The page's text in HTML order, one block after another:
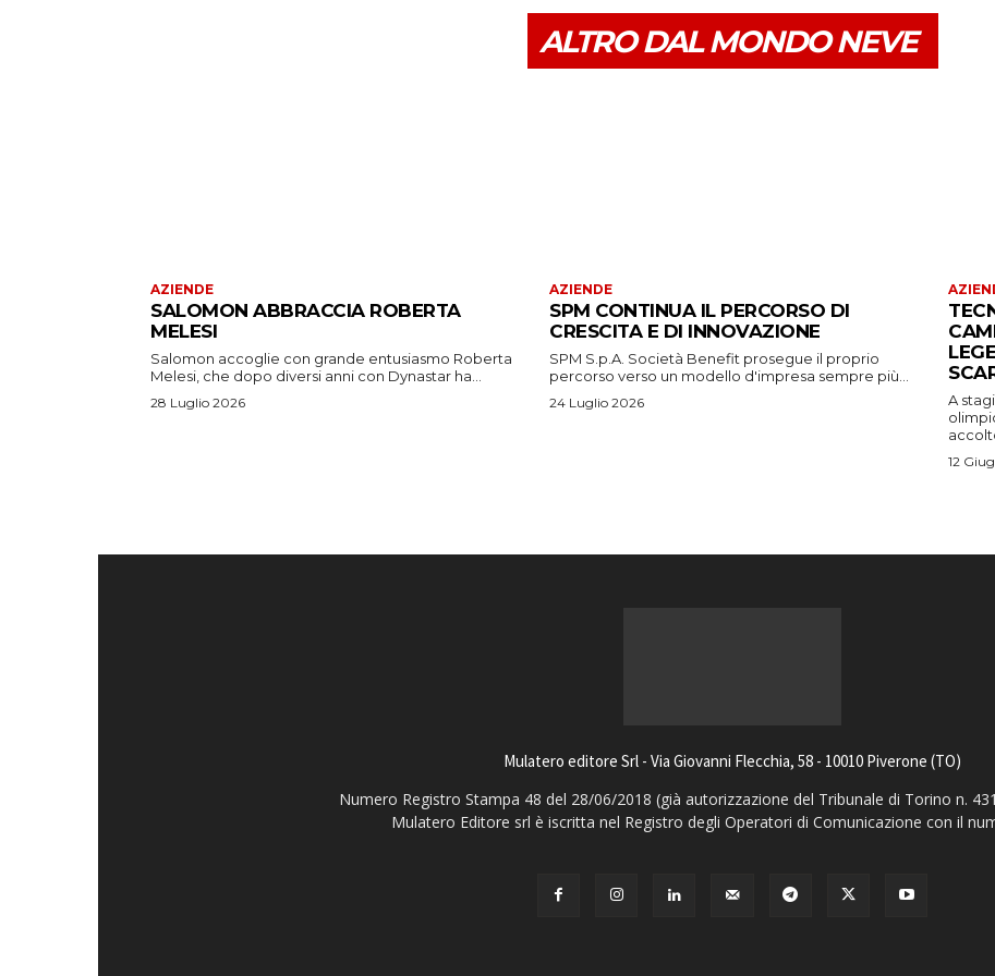
ALTRO DAL MONDO NEVE
AZIENDE
SALOMON ABBRACCIA ROBERTA
MELESI
Salomon accoglie con grande entusiasmo Roberta
Melesi, che dopo diversi anni con Dynastar ha...
28 Luglio 2026
AZIENDE
SPM CONTINUA IL PERCORSO DI
CRESCITA E DI INNOVAZIONE
SPM S.p.A. Società Benefit prosegue il proprio
percorso verso un modello d'impresa sempre più...
24 Luglio 2026
A
12
Mulatero editore Srl - Via Giovanni Flecchia, 58 - 10010 Piverone (TO)
Numero Registro Stampa 48 del 28/06/2018 (già autorizzazione del Tribunale di Torino n.
Mulatero Editore srl è iscritta nel Registro degli Operatori di Comunicazione con il